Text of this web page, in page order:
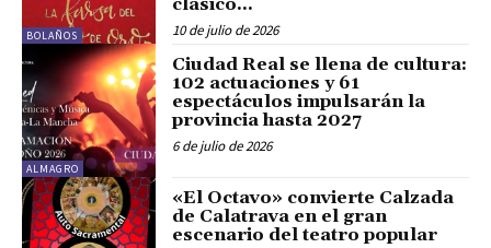
BOLAÑOS
clásico...
10 de julio de 2026
ALMAGRO
Ciudad Real se llena de cultura:
102 actuaciones y 61
espectáculos impulsarán la
provincia hasta 2027
6 de julio de 2026
«El Octavo» convierte Calzada
de Calatrava en el gran
escenario del teatro popular